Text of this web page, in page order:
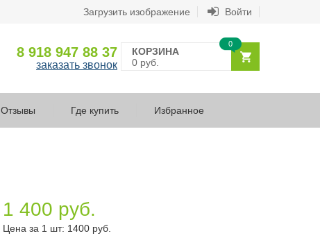
Загрузить изображение Войти
8 918 947 88 37
заказать звонок
КОРЗИНА
0 руб.
0
Отзывы Где купить Избранное
1 400 руб.
Цена за 1 шт: 1400 руб.